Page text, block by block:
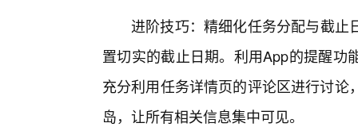
进阶技巧：精细化任务分配与截止
置切实的截止日期。利用App的提醒功
充分利用任务详情页的评论区进行讨
岛，让所有相关信息集中可见。